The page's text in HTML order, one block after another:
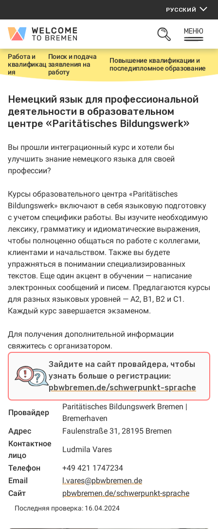
содержанию
РУССКИЙ
Welcome
Bremen
ОТКРЫТЬ
МЕНЮ
Г
л
н
я
Работа и
квалификац
ия
Поиск и подача
заявления на
работу
Повышение квалификации и
последипломное образование
Немецкий язык для профессиональной
деятельности в образовательном
центре «Paritätisches Bildungswerk»
Вы прошли интеграционный курс и хотели бы
улучшить знание немецкого языка для своей
профессии?
Курсы образовательного центра «Paritätisches
Bildungswerk» включают в себя языковую подготовку
с учетом специфики работы. Вы изучите необходимую
лексику, грамматику и идиоматические выражения,
чтобы полноценно общаться по работе с коллегами,
клиентами и начальством. Также вы будете
упражняться в понимании специализированных
текстов. Еще один акцент в обучении — написание
электронных сообщений и писем. Предлагаются курсы
для разных языковых уровней — A2, B1, B2 и C1.
Каждый курс завершается экзаменом.
Для получения дополнительной информации
свяжитесь с организатором.
Зайдите на сайт провайдера, чтобы
узнать больше о регистрации:
pbwbremen.de/schwerpunkt-sprache
Провайдер
Paritätisches Bildungswerk Bremen |
Bremerhaven
Адрес
Faulenstraße 31, 28195 Bremen
Контактное
лицо
Ludmila Vares
Телефон
+49 421 1747234
Email
l.vares@pbwbremen.de
Сайт
pbwbremen.de/schwerpunkt-sprache
Последняя проверка: 16.04.2024